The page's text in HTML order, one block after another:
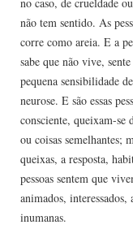
não tem sentido. As
corre como areia. E a
sabe que não vive,
pequena sensibilidade
neurose. E são essas
consciente, queixam-se
ou coisas semelhantes;
queixas, a resposta,
pessoas sentem que
animados, interessados,
inumanas.